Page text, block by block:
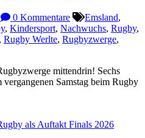
0 Kommentare Emsland,
, Kindersport, Nachwuchs, Rugby,
Rugby Werlte, Rugbyzwerge,
mittendrin! Sechs
Samstag beim Rugby